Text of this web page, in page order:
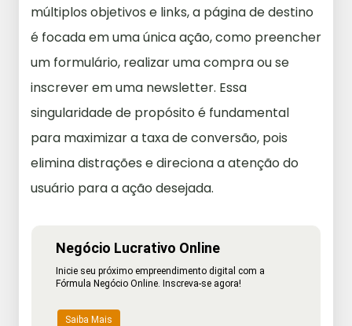
múltiplos objetivos e links, a página de destino
é focada em uma única ação, como preencher
um formulário, realizar uma compra ou se
inscrever em uma newsletter. Essa
singularidade de propósito é fundamental
para maximizar a taxa de conversão, pois
elimina distrações e direciona a atenção do
usuário para a ação desejada.
Negócio Lucrativo Online
Inicie seu próximo empreendimento digital com a
Fórmula Negócio Online. Inscreva-se agora!
Saiba Mais